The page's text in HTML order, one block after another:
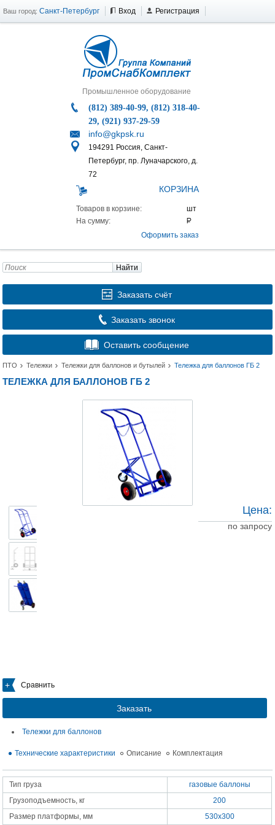
Ваш город: Санкт-Петербург Вход Регистрация
Промышленное оборудование
(812) 389-40-99, (812) 318-40-
29, (921) 937-29-59
info@gkpsk.ru
194291 Россия, Санкт-
Петербург, пр. Луначарского, д.
72
КОРЗИНА
Товаров в корзине:
На сумму:
Оформить заказ
Найти
Заказать счёт
Заказать звонок
Оставить сообщение
ПТО Тележки Тележки для баллонов и бутылей Тележка для баллонов ГБ 2
ТЕЛЕЖКА ДЛЯ БАЛЛОНОВ ГБ 2
Сравнить
Заказать
Цена:
по запросу
Тележки для баллонов
Технические характеристики Описание Комплектация
Тип груза
газовые баллоны
Грузоподъемность, кг
200
Размер платформы, мм
530х300